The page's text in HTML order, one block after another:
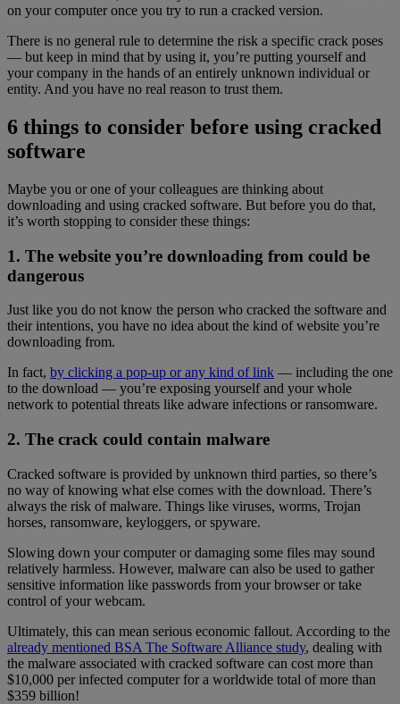
on your computer once you try to run a cracked version.
There is no general rule to determine the risk a specific crack poses
— but keep in mind that by using it, you’re putting yourself and
your company in the hands of an entirely unknown individual or
entity. And you have no real reason to trust them.
6 things to consider before using cracked
software
Maybe you or one of your colleagues are thinking about
downloading and using cracked software. But before you do that,
it’s worth stopping to consider these things:
1. The website you’re downloading from could be
dangerous
Just like you do not know the person who cracked the software and
their intentions, you have no idea about the kind of website you’re
downloading from.
In fact, by clicking a pop-up or any kind of link — including the one
to the download — you’re exposing yourself and your whole
network to potential threats like adware infections or ransomware.
2. The crack could contain malware
Cracked software is provided by unknown third parties, so there’s
no way of knowing what else comes with the download. There’s
always the risk of malware. Things like viruses, worms, Trojan
horses, ransomware, keyloggers, or spyware.
Slowing down your computer or damaging some files may sound
relatively harmless. However, malware can also be used to gather
sensitive information like passwords from your browser or take
control of your webcam.
Ultimately, this can mean serious economic fallout. According to the
already mentioned BSA The Software Alliance study, dealing with
the malware associated with cracked software can cost more than
$10,000 per infected computer for a worldwide total of more than
$359 billion!